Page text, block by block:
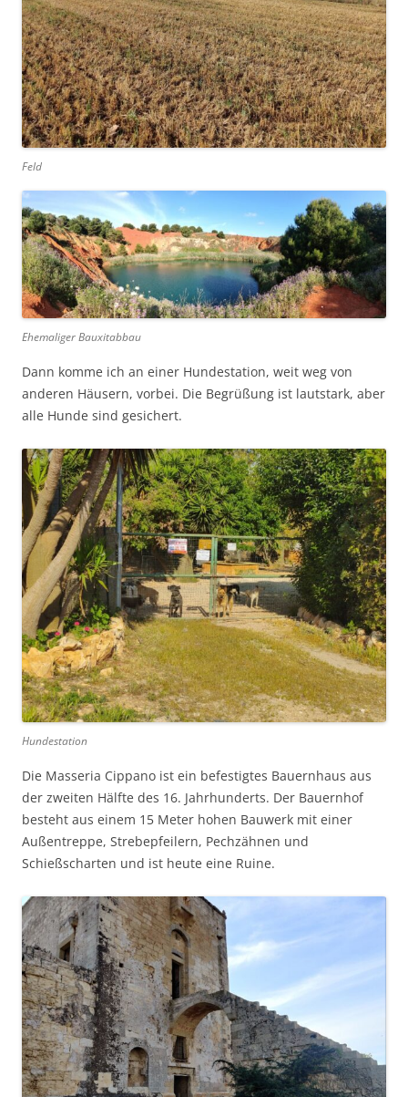
Feld
Ehemaliger Bauxitabbau
Dann komme ich an einer Hundestation, weit weg von
anderen Häusern, vorbei. Die Begrüßung ist lautstark, aber
alle Hunde sind gesichert.
Hundestation
Die Masseria Cippano ist ein befestigtes Bauernhaus aus
der zweiten Hälfte des 16. Jahrhunderts. Der Bauernhof
besteht aus einem 15 Meter hohen Bauwerk mit einer
Außentreppe, Strebepfeilern, Pechzähnen und
Schießscharten und ist heute eine Ruine.